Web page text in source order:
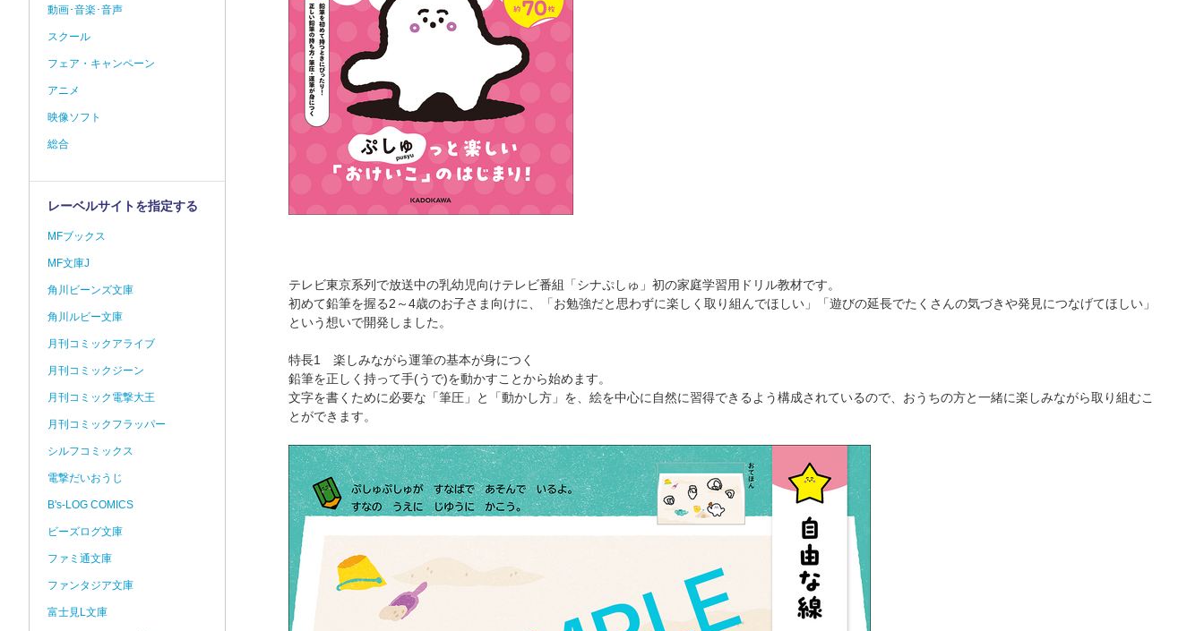
テレビ東京系列で放送中の乳幼児向けテレビ番組「シナぷしゅ」初の家庭学習用ドリル教材です。
初めて鉛筆を握る2～4歳のお子さま向けに、「お勉強だと思わずに楽しく取り組んでほしい」「遊びの延長でたくさんの気づきや発見につなげてほしい」
という想いで開発しました。
特長1 楽しみながら運筆の基本が身につく
鉛筆を正しく持って手(うで)を動かすことから始めます。
文字を書くために必要な「筆圧」と「動かし方」を、絵を中心に自然に習得できるよう構成されているので、おうちの方と一緒に楽しみながら取り組むこ
とができます。
動画･音楽･音声
スクール
フェア・キャンペーン
アニメ
映像ソフト
総合
レーベルサイトを指定する
MFブックス
MF文庫J
角川ビーンズ文庫
角川ルビー文庫
月刊コミックアライブ
月刊コミックジーン
月刊コミック電撃大王
月刊コミックフラッパー
シルフコミックス
電撃だいおうじ
B's-LOG COMICS
ビーズログ文庫
ファミ通文庫
ファンタジア文庫
富士見L文庫